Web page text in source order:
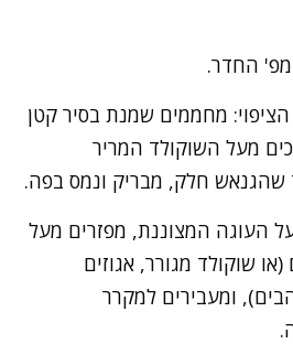
החדר.
הציפוי: מחממים שמנת בסיר קטן
מעל השוקולד המריר
שהגנאש חלק, מבריק ונמס בפה.
העוגה המצוננת, מפזרים מעל
שוקולד מגורר, אגוזים
ומעבירים למקרר